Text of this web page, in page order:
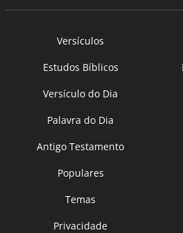
Versículos
Estudos Bíblicos
Versículo do Dia
Palavra do Dia
Antigo Testamento
Populares
Temas
Privacidade